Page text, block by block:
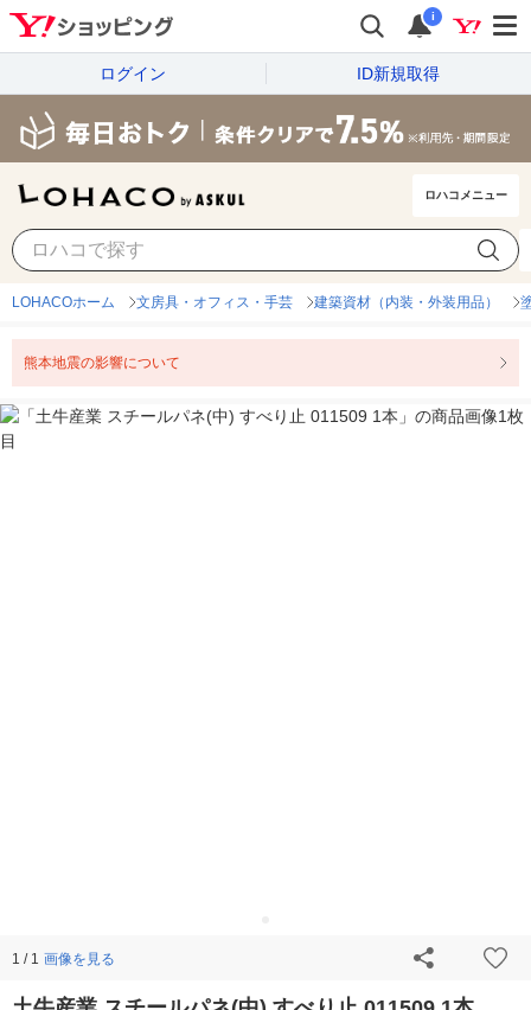
i
ログイン ID新規取得
ロハコメニュー
LOHACOホーム 文房具・オフィス・手芸 建築資材（内装・外装用品）
熊本地震の影響について
1 / 1 画像を見る